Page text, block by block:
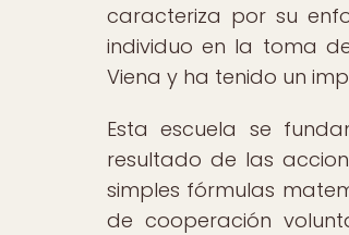
caracteriza por su
individuo en la toma
Viena y ha tenido un
Esta escuela se
resultado de las
simples fórmulas
de cooperación